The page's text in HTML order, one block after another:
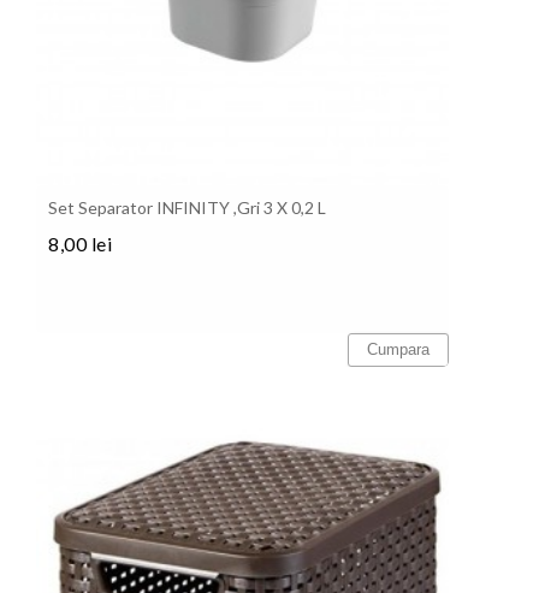
Set Separator INFINITY ,Gri 3 X 0,2 L
8,00 lei
Cumpara